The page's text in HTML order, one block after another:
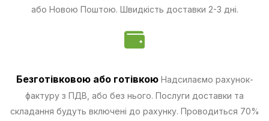
або Новою Поштою. Швидкість доставки 2-3 дні.
Безготівковою або готівкою Надсилаємо рахунок-
фактуру з ПДВ, або без нього. Послуги доставки та
складання будуть включені до рахунку. Проводиться 70%